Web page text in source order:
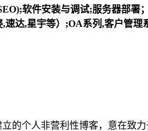
软件安装与调试;服务器部署
达,星宇等）;OA系列,客户管理
立的个人非营利性博客，意在